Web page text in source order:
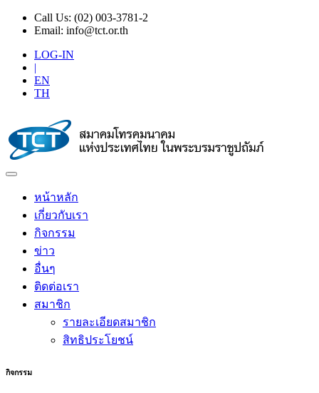
Call Us: (02) 003-3781-2
Email: info@tct.or.th
LOG-IN
|
EN
TH
หน้าหลัก
เกี่ยวกับเรา
กิจกรรม
ข่าว
อื่นๆ
ติดต่อเรา
สมาชิก
รายละเอียดสมาชิก
สิทธิประโยชน์
กิจกรรม